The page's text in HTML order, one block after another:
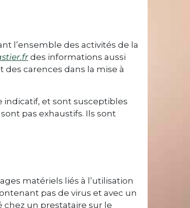
l’ensemble des activités de la
des informations aussi
carences dans la mise à
indicatif, et sont susceptibles
pas exhaustifs. Ils sont
matériels liés à l’utilisation
pas de virus et avec un
chez un prestataire sur le